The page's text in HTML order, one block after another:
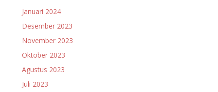
Januari 2024
Desember 2023
November 2023
Oktober 2023
Agustus 2023
Juli 2023